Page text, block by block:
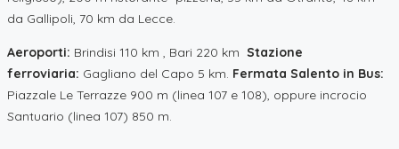
da Gallipoli, 70 km da Lecce.
Aeroporti: Brindisi 110 km , Bari 220 km Stazione
ferroviaria: Gagliano del Capo 5 km. Fermata Salento in Bus:
Piazzale Le Terrazze 900 m (linea 107 e 108), oppure incrocio
Santuario (linea 107) 850 m.